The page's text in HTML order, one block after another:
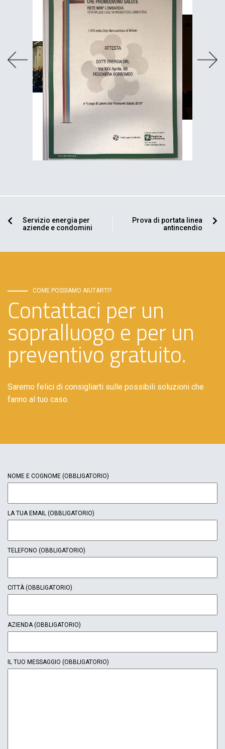
Servizio energia per
aziende e condomini
Prova di portata linea
antincendio
COME POSSIAMO AIUTARTI?
Contattaci per un
sopralluogo e per un
preventivo gratuito.
Saremo felici di consigliarti sulle possibili soluzioni che
fanno al tuo caso.
NOME E COGNOME (OBBLIGATORIO)
LA TUA EMAIL (OBBLIGATORIO)
TELEFONO (OBBLIGATORIO)
CITTÀ (OBBLIGATORIO)
AZIENDA (OBBLIGATORIO)
IL TUO MESSAGGIO (OBBLIGATORIO)